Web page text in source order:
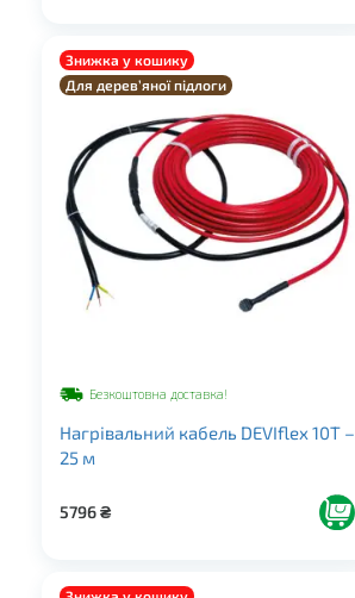
Знижка у кошику
Для дерев’яної підлоги
Безкоштовна доставка!
Нагрівальний кабель DEVIflex 10Т –
25 м
5796₴